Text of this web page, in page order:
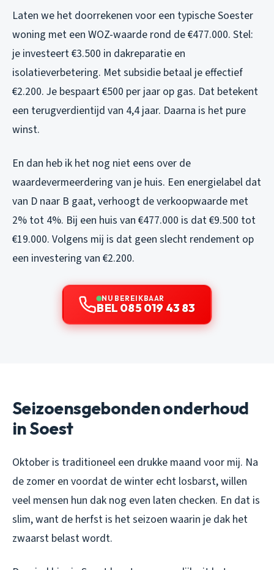
Laten we het doorrekenen voor een typische Soester
woning met een WOZ-waarde rond de €477.000. Stel:
je investeert €3.500 in dakreparatie en
isolatieverbetering. Met subsidie betaal je effectief
€2.200. Je bespaart €500 per jaar op gas. Dat betekent
een terugverdientijd van 4,4 jaar. Daarna is het pure
winst.
En dan heb ik het nog niet eens over de
waardevermeerdering van je huis. Een energielabel dat
van D naar B gaat, verhoogt de verkoopwaarde met
2% tot 4%. Bij een huis van €477.000 is dat €9.500 tot
€19.000. Volgens mij is dat geen slecht rendement op
een investering van €2.200.
NU BEREIKBAAR
BEL 085 019 43 83
Seizoensgebonden onderhoud
in Soest
Oktober is traditioneel een drukke maand voor mij. Na
de zomer en voordat de winter echt losbarst, willen
veel mensen hun dak nog even laten checken. En dat is
slim, want de herfst is het seizoen waarin je dak het
zwaarst belast wordt.